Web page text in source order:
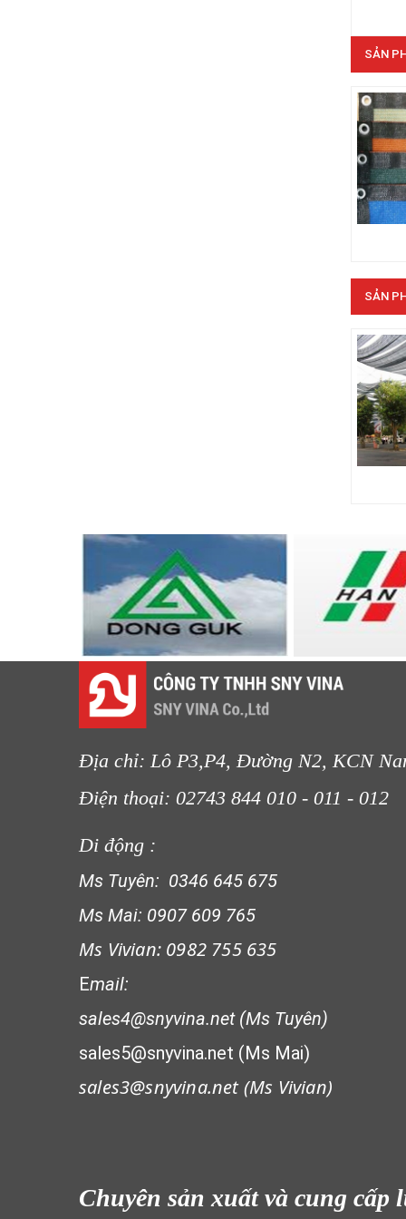
LƯỚI CHẮN ĐỘNG VẬT
LƯỚI HÀNG RÀO HÌNH VUÔNG
LƯỚI CHẮN GIÓ
LƯỚI CHẮN CÔN TRÙNG
LƯỚI CHẮN CÔN TRÙNG
LƯỚI CHE NẮNG
SẢN
SẢN
Địa chỉ: Lô P3,P4, Đường N2, KCN
Điện thoại: 02743 844 010 - 011 -
Di động :
Ms Tuyên: 0346 645 675
Ms Mai: 0907 609 765
Ms Vivian: 0982 755 635
Email:
sales4@snyvina.net (Ms Tuyên)
sales5@snyvina.net (Ms Mai)
sales3@snyvina.net (Ms Vivian)
Chuyên sản xuất và cung